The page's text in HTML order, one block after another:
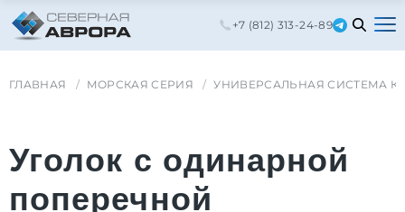
+7 (812) 313-24-89
ГЛАВНАЯ МОРСКАЯ СЕРИЯ УНИВЕРСАЛЬНАЯ СИСТЕМА
Уголок с одинарной
поперечной